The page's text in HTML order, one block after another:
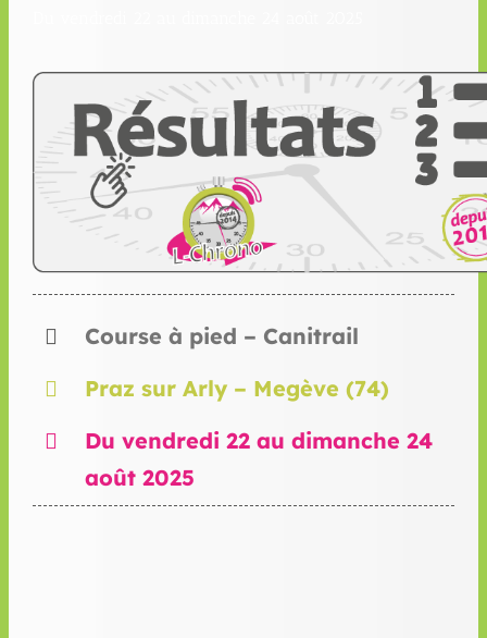
Course à pied – Canitrail
Praz sur Arly – Megève (74)
Du vendredi 22 au dimanche 24
août 2025